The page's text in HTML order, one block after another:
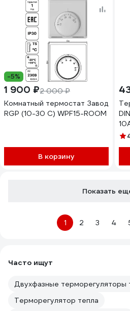
-5%
1 900 ₽2 000 ₽
Комнатный термостат Завод
RGP (10-30 C) WPF15-ROOM
В корзину
Показать
1 2 3 4
Часто ищут
Терморегулятор тепла